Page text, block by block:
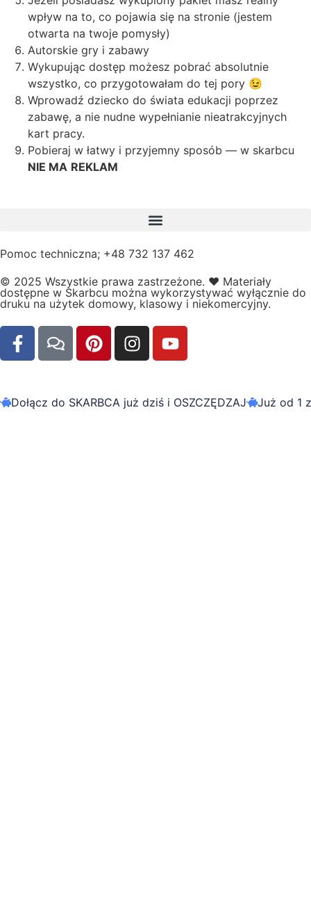
wpływ na to, co pojawia się na stronie (jestem
otwarta na twoje pomysły)
Autorskie gry i zabawy
Wykupując dostęp możesz pobrać absolutnie
wszystko, co przygotowałam do tej pory 😉
Wprowadź dziecko do świata edukacji poprzez
zabawę, a nie nudne wypełnianie nieatrakcyjnych
kart pracy.
Pobieraj w łatwy i przyjemny sposób — w skarbcu
NIE MA REKLAM
Pomoc techniczna; +48 732 137 462
© 2025 Wszystkie prawa zastrzeżone. ❤️ Materiały
dostępne w Skarbcu można wykorzystywać wyłącznie do
druku na użytek domowy, klasowy i niekomercyjny.
Dołącz do SKARBCA już dziś i OSZCZĘDZAJ Już od 1